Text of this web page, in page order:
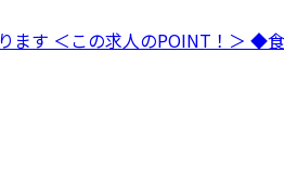
す ＜この求人のPOINT！＞ ◆